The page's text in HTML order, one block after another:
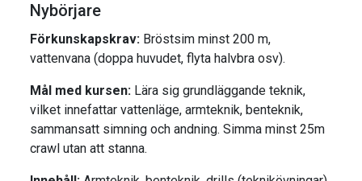
Nybörjare
Förkunskapskrav: Bröstsim minst 200 m,
vattenvana (doppa huvudet, flyta halvbra osv).
Mål med kursen: Lära sig grundläggande teknik,
vilket innefattar vattenläge, armteknik, benteknik,
sammansatt simning och andning. Simma minst 25m
crawl utan att stanna.